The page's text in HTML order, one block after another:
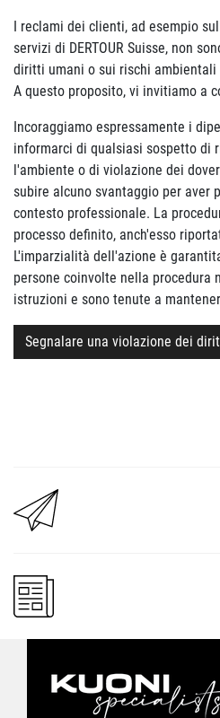
I reclami dei clienti, ad esempio
servizi di DERTOUR Suisse, non
diritti umani o sui rischi
A questo proposito, vi invitiamo a
Incoraggiamo espressamente i
informarci di qualsiasi sospetto di
l'ambiente o di violazione dei
subire alcuno svantaggio per aver
contesto professionale. La
processo definito, anch'esso
L'imparzialità dell'azione è
persone coinvolte nella procedura
istruzioni e sono tenute a
Segnalare una violazione dei